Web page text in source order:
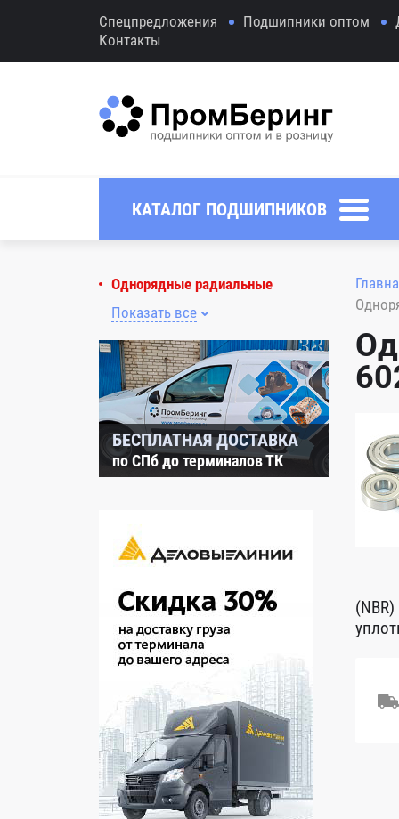
Спецпредложения Подшипники оптом
Контакты
КАТАЛОГ ПОДШИПНИКОВ
Однорядные радиальные
Показать все
БЕСПЛАТНАЯ ДОСТАВКА
по СПб до терминалов ТК